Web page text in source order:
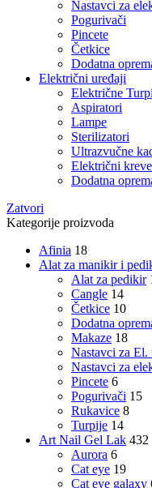
Nastavci za
Pogurivači
Pincete
Četkice
Dodatna
Električni uređaji
Električne
Aspiratori
Lampe
Sterilizatori
Ultrazvučne
Električni
Dodatna
Zatvori
Kategorije proizvoda
Afinia 18
Alat za manikir i
Alat za pedikir
Cangle 14
Četkice 10
Dodatna
Makaze 18
Nastavci za El.
Nastavci za
Pincete 6
Pogurivači 15
Rukavice 8
Turpije 14
Art Nail Gel Lak 432
Aurora 6
Cat eye 19
Cat eye galaxy